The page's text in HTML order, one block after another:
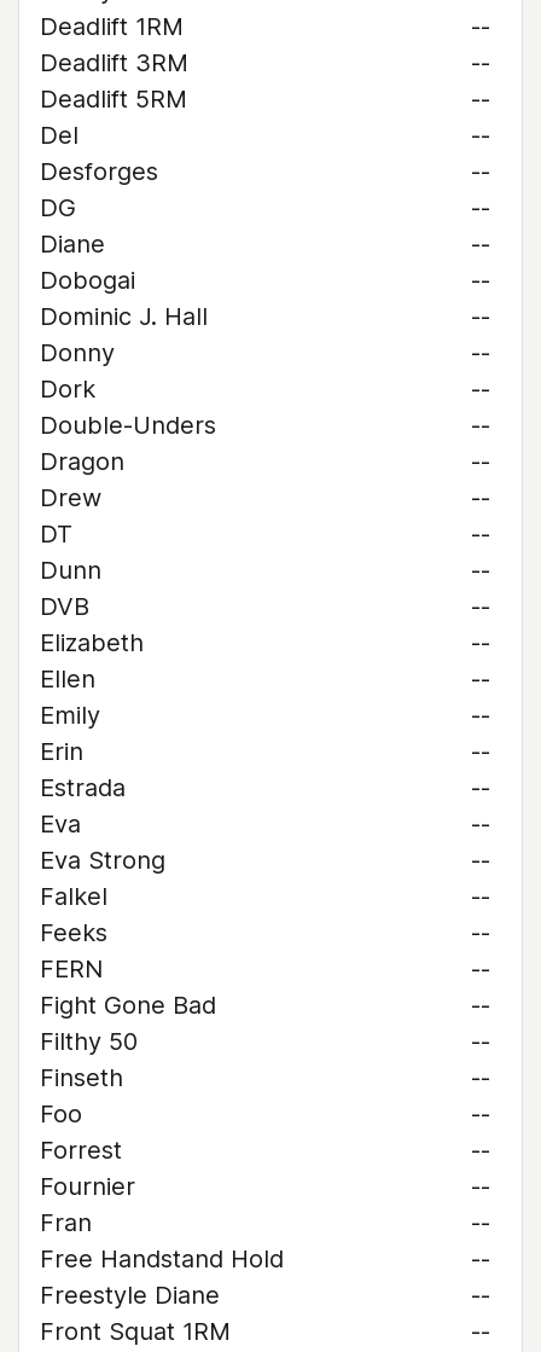
Deadlift 1RM
--
Deadlift 3RM
--
Deadlift 5RM
--
Del
--
Desforges
--
DG
--
Diane
--
Dobogai
--
Dominic J. Hall
--
Donny
--
Dork
--
Double-Unders
--
Dragon
--
Drew
--
DT
--
Dunn
--
DVB
--
Elizabeth
--
Ellen
--
Emily
--
Erin
--
Estrada
--
Eva
--
Eva Strong
--
Falkel
--
Feeks
--
FERN
--
Fight Gone Bad
--
Filthy 50
--
Finseth
--
Foo
--
Forrest
--
Fournier
--
Fran
--
Free Handstand Hold
--
Freestyle Diane
--
Front Squat 1RM
--